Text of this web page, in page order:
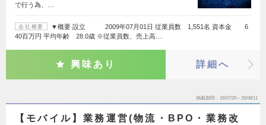
で行う為、…
会社概要
▼概要 設立 2009年07月01日 従業員数 1,551名 資本金 6
40百万円 平均年齢 28.0歳 ※従業員数、売上高…
興味あり 詳細へ
掲載期間 26/07/29～26/08/11
【モバイル】業務運営(物流・BPO・業務改